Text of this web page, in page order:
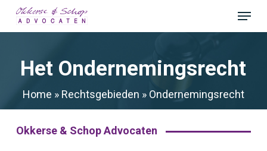
Skip
Menu
Home » Rechtsgebieden » Ondernemingsrecht
Het Ondernemingsrecht
Okkerse & Schop Advocaten